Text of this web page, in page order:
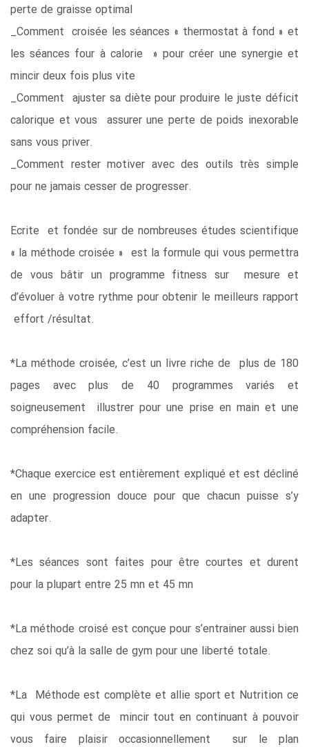
perte de graisse optimal
_Comment croisée les séances « thermostat à fond » et
les séances four à calorie » pour créer une synergie et
mincir deux fois plus vite
_Comment ajuster sa diète pour produire le juste déficit
calorique et vous assurer une perte de poids inexorable
sans vous priver.
_Comment rester motiver avec des outils très simple
pour ne jamais cesser de progresser.
Ecrite et fondée sur de nombreuses études scientifique
« la méthode croisée » est la formule qui vous permettra
de vous bâtir un programme fitness sur mesure et
d’évoluer à votre rythme pour obtenir le meilleurs rapport
effort /résultat.
*La méthode croisée, c’est un livre riche de plus de 180
pages avec plus de 40 programmes variés et
soigneusement illustrer pour une prise en main et une
compréhension facile.
*Chaque exercice est entièrement expliqué et est décliné
en une progression douce pour que chacun puisse s’y
adapter.
*Les séances sont faites pour être courtes et durent
pour la plupart entre 25 mn et 45 mn
*La méthode croisé est conçue pour s’entrainer aussi bien
chez soi qu’à la salle de gym pour une liberté totale.
*La Méthode est complète et allie sport et Nutrition ce
qui vous permet de mincir tout en continuant à pouvoir
vous faire plaisir occasionnellement sur le plan